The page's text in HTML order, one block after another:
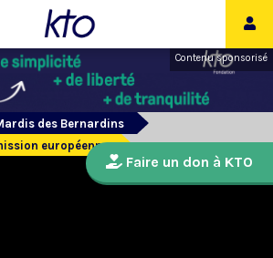
Contenu sponsorisé
des Bernardins
européenne
Faire un don à KTO